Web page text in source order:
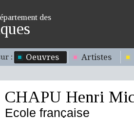
des
: Oeuvres Artistes
CHAPU Henri
Ecole française